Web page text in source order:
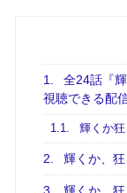
1.
全24話『
視聴できる配
1.1. 輝くか
2. 輝くか、